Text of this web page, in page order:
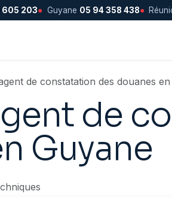
605 203● Guyane 05 94 358 438●
de constatation des douanes
de
Guyane